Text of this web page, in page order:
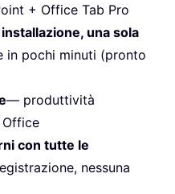
+ Office Tab Pro
una sola
pochi minuti (pronto
— produttività
con tutte le
nessuna